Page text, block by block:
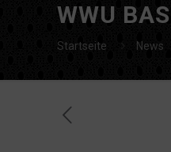
WWU
Startseite News